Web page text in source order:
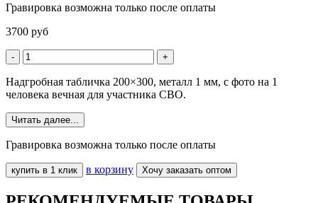
Гравировка возможна только после оплаты
3700 руб
- +
Надгробная табличка 200×300, металл 1 мм, с фото на 1
человека вечная для участника СВО.
Читать далее...
Гравировка возможна только после оплаты
купить в 1 клик в корзину Хочу заказать оптом